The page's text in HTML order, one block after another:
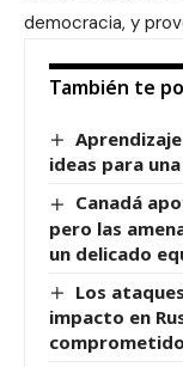
democracia, y
También te
ideas para
Canadá
pero las
un delicado
Los
impacto en